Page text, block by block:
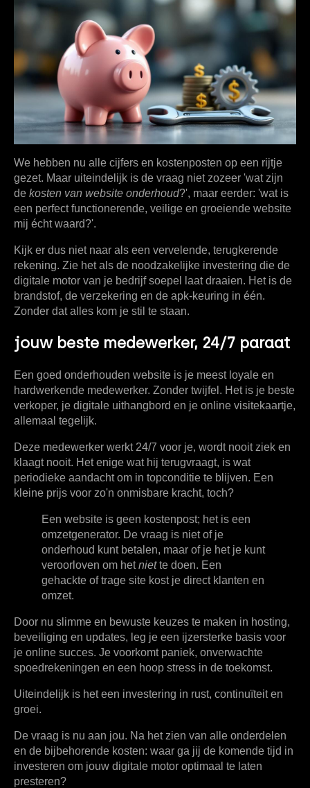
We hebben nu alle cijfers en kostenposten op een rijtje
gezet. Maar uiteindelijk is de vraag niet zozeer 'wat zijn
de kosten van website onderhoud?', maar eerder: 'wat is
een perfect functionerende, veilige en groeiende website
mij écht waard?'.
Kijk er dus niet naar als een vervelende, terugkerende
rekening. Zie het als de noodzakelijke investering die de
digitale motor van je bedrijf soepel laat draaien. Het is de
brandstof, de verzekering en de apk-keuring in één.
Zonder dat alles kom je stil te staan.
jouw beste medewerker, 24/7 paraat
Een goed onderhouden website is je meest loyale en
hardwerkende medewerker. Zonder twijfel. Het is je beste
verkoper, je digitale uithangbord en je online visitekaartje,
allemaal tegelijk.
Deze medewerker werkt 24/7 voor je, wordt nooit ziek en
klaagt nooit. Het enige wat hij terugvraagt, is wat
periodieke aandacht om in topconditie te blijven. Een
kleine prijs voor zo'n onmisbare kracht, toch?
Een website is geen kostenpost; het is een
omzetgenerator. De vraag is niet of je
onderhoud kunt betalen, maar of je het je kunt
veroorloven om hetniette doen. Een
gehackte of trage site kost je direct klanten en
omzet.
Door nu slimme en bewuste keuzes te maken in hosting,
beveiliging en updates, leg je een ijzersterke basis voor
je online succes. Je voorkomt paniek, onverwachte
spoedrekeningen en een hoop stress in de toekomst.
Uiteindelijk is het een investering in rust, continuïteit en
groei.
De vraag is nu aan jou. Na het zien van alle onderdelen
en de bijbehorende kosten: waar ga jij de komende tijd in
investeren om jouw digitale motor optimaal te laten
presteren?